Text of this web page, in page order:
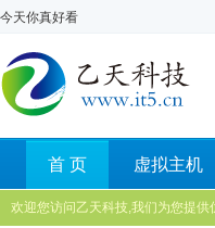
今天你真好看
首 页 虚拟主机
欢迎您访问乙天科技,我们为您提供